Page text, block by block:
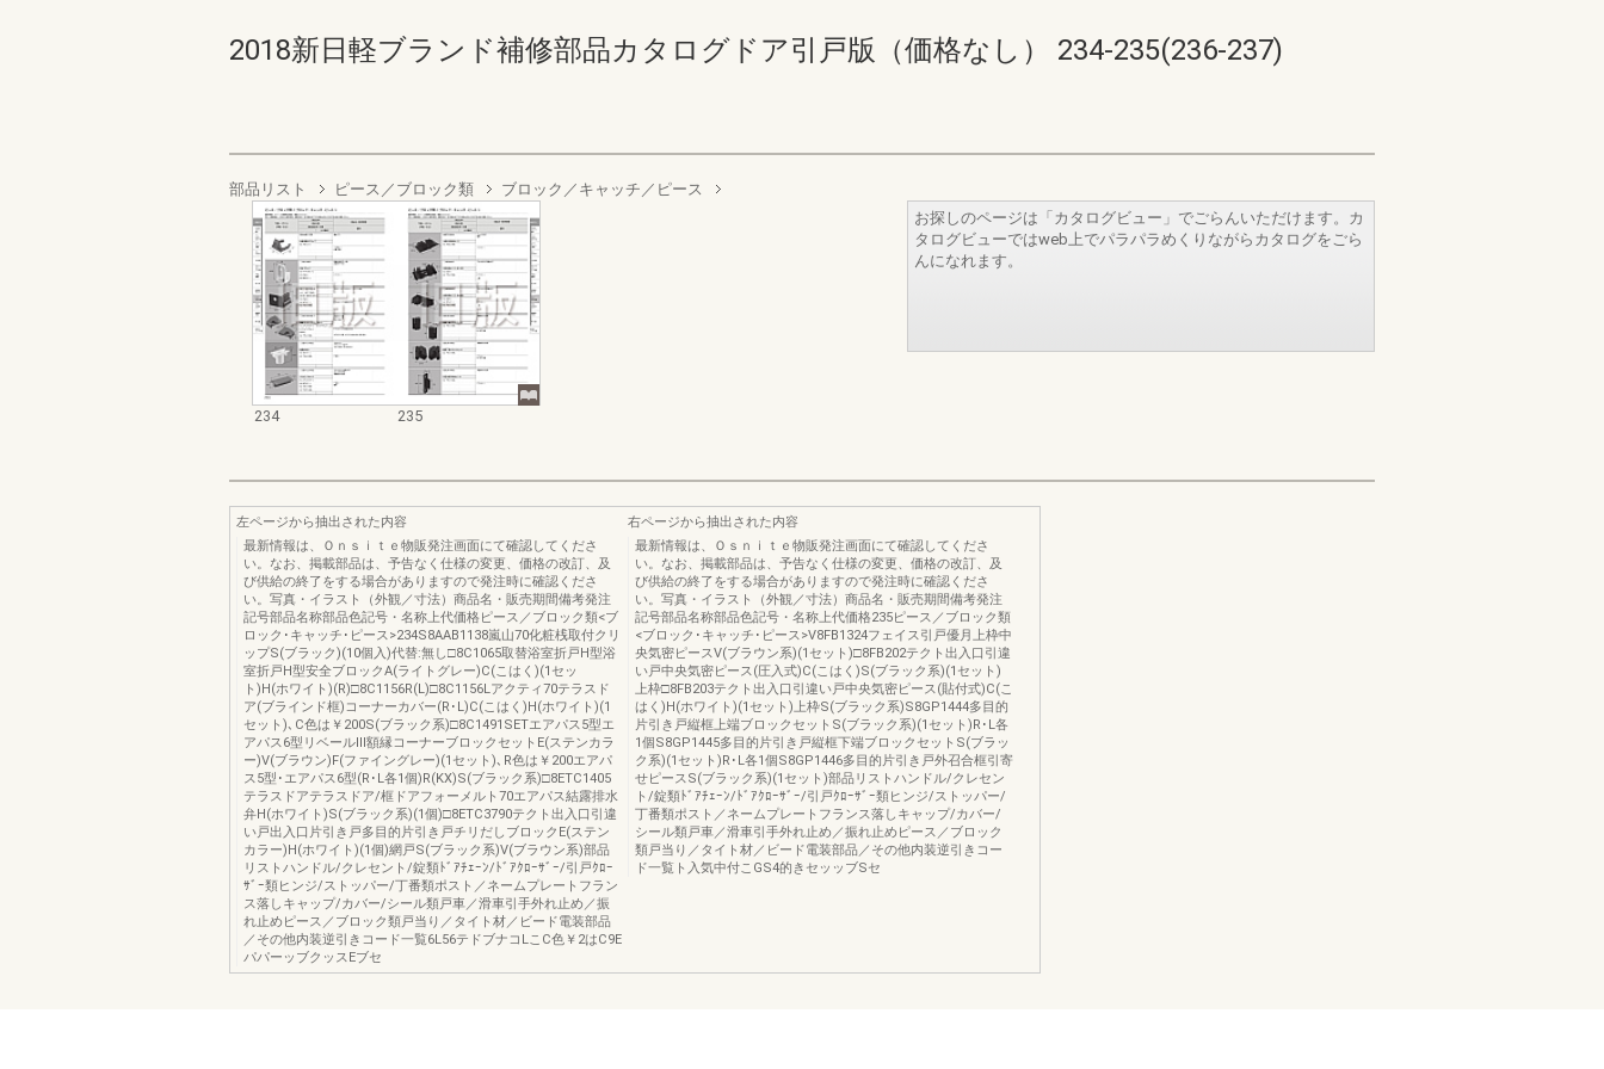
2018新日軽ブランド補修部品カタログドア引戸版（価格なし） 234-235(236-237)
部品リスト ピース／ブロック類 ブロック／キャッチ／ピース
234 235
お探しのページは「カタログビュー」でごらんいただけます。カ
タログビューではweb上でパラパラめくりながらカタログをごら
んになれます。
左ページから抽出された内容
最新情報は、Ｏｎｓｉｔｅ物販発注画面にて確認してくださ
い。なお、掲載部品は、予告なく仕様の変更、価格の改訂、及
び供給の終了をする場合がありますので発注時に確認くださ
い。写真・イラスト（外観／寸法）商品名・販売期間備考発注
記号部品名称部品色記号・名称上代価格ピース／ブロック類<ブ
ロック･キャッチ･ピース>234S8AAB1138嵐山70化粧桟取付クリ
ップS(ブラック)(10個入)代替:無し□8C1065取替浴室折戸H型浴
室折戸H型安全ブロックA(ライトグレー)C(こはく)(1セッ
ト)H(ホワイト)(R)□8C1156R(L)□8C1156Lアクティ70テラスド
ア(ブラインド框)コーナーカバー(R･L)C(こはく)H(ホワイト)(1
セット)､C色は￥200S(ブラック系)□8C1491SETエアパス5型エ
アパス6型リベールⅢ額縁コーナーブロックセットE(ステンカラ
ー)V(ブラウン)F(ファイングレー)(1セット)､R色は￥200エアパ
ス5型･エアパス6型(R･L各1個)R(KX)S(ブラック系)□8ETC1405
テラスドアテラスドア/框ドアフォーメルト70エアパス結露排水
弁H(ホワイト)S(ブラック系)(1個)□8ETC3790テクト出入口引違
い戸出入口片引き戸多目的片引き戸チリだしブロックE(ステン
カラー)H(ホワイト)(1個)網戸S(ブラック系)V(ブラウン系)部品
リストハンドル/クレセント/錠類ﾄﾞｱﾁｪｰﾝ/ﾄﾞｱｸﾛｰｻﾞｰ/引戸ｸﾛｰ
ｻﾞｰ類ヒンジ/ストッパー/丁番類ポスト／ネームプレートフラン
ス落しキャップ/カバー/シール類戸車／滑車引手外れ止め／振
れ止めピース／ブロック類戸当り／タイト材／ビード電装部品
／その他内装逆引きコード一覧6L56テドブナコLこC色￥2はC9E
パパーッブクッスEブセ
右ページから抽出された内容
最新情報は、Ｏｓｎｉｔｅ物販発注画面にて確認してくださ
い。なお、掲載部品は、予告なく仕様の変更、価格の改訂、及
び供給の終了をする場合がありますので発注時に確認くださ
い。写真・イラスト（外観／寸法）商品名・販売期間備考発注
記号部品名称部品色記号・名称上代価格235ピース／ブロック類
<ブロック･キャッチ･ピース>V8FB1324フェイス引戸優月上枠中
央気密ピースV(ブラウン系)(1セット)□8FB202テクト出入口引違
い戸中央気密ピース(圧入式)C(こはく)S(ブラック系)(1セット)
上枠□8FB203テクト出入口引違い戸中央気密ピース(貼付式)C(こ
はく)H(ホワイト)(1セット)上枠S(ブラック系)S8GP1444多目的
片引き戸縦框上端ブロックセットS(ブラック系)(1セット)R･L各
1個S8GP1445多目的片引き戸縦框下端ブロックセットS(ブラッ
ク系)(1セット)R･L各1個S8GP1446多目的片引き戸外召合框引寄
せピースS(ブラック系)(1セット)部品リストハンドル/クレセン
ト/錠類ﾄﾞｱﾁｪｰﾝ/ﾄﾞｱｸﾛｰｻﾞｰ/引戸ｸﾛｰｻﾞｰ類ヒンジ/ストッパー/
丁番類ポスト／ネームプレートフランス落しキャップ/カバー/
シール類戸車／滑車引手外れ止め／振れ止めピース／ブロック
類戸当り／タイト材／ビード電装部品／その他内装逆引きコー
ド一覧ト入気中付こGS4的きセッッブSセ